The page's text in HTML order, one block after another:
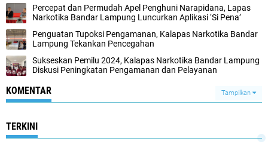
Percepat dan Permudah Apel Penghuni Narapidana, Lapas
Narkotika Bandar Lampung Luncurkan Aplikasi ‘Si Pena’
Penguatan Tupoksi Pengamanan, Kalapas Narkotika Bandar
Lampung Tekankan Pencegahan
Sukseskan Pemilu 2024, Kalapas Narkotika Bandar Lampung
Diskusi Peningkatan Pengamanan dan Pelayanan
KOMENTAR Tampilkan
TERKINI